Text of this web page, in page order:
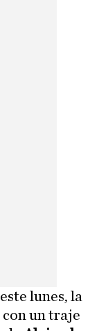
lunes, la
un traje